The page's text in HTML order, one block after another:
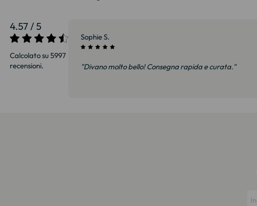
4.57 / 5
Calcolato su 5997
recensioni.
27/07/2026
e soprattutto
Sophie S.
"Divano molto bello! Consegna rapida e curata."